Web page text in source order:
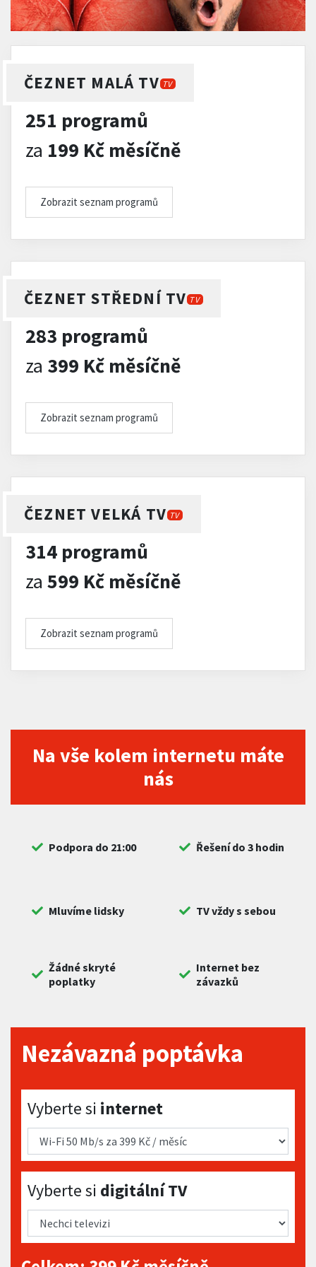
ČEZNET MALÁ TV TV
251 programů
za 199 Kč měsíčně
Zobrazit seznam programů
ČEZNET STŘEDNÍ TV TV
283 programů
za 399 Kč měsíčně
Zobrazit seznam programů
ČEZNET VELKÁ TV TV
314 programů
za 599 Kč měsíčně
Zobrazit seznam programů
Na vše kolem internetu máte
nás
Podpora do 21:00 Řešení do 3 hodin
Mluvíme lidsky TV vždy s sebou
Žádné skryté
poplatky
Internet bez
závazků
Nezávazná poptávka
Vyberte si internet
Vyberte si internet
Vyberte si digitální TV
Vyberte si digitální TV